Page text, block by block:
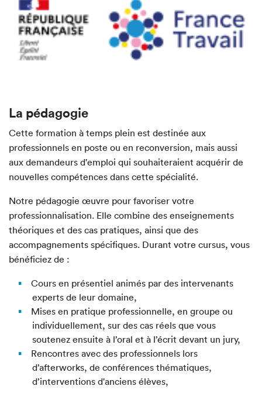
La pédagogie
Cette formation à temps plein est destinée aux
professionnels en poste ou en reconversion, mais aussi
aux demandeurs d'emploi qui souhaiteraient acquérir de
nouvelles compétences dans cette spécialité.
Notre pédagogie œuvre pour favoriser votre
professionnalisation. Elle combine des enseignements
théoriques et des cas pratiques, ainsi que des
accompagnements spécifiques. Durant votre cursus, vous
bénéficiez de :
Cours en présentiel animés par des intervenants
experts de leur domaine,
Mises en pratique professionnelle, en groupe ou
individuellement, sur des cas réels que vous
soutenez ensuite à l’oral et à l’écrit devant un jury,
Rencontres avec des professionnels lors
d’afterworks, de conférences thématiques,
d’interventions d'anciens élèves,